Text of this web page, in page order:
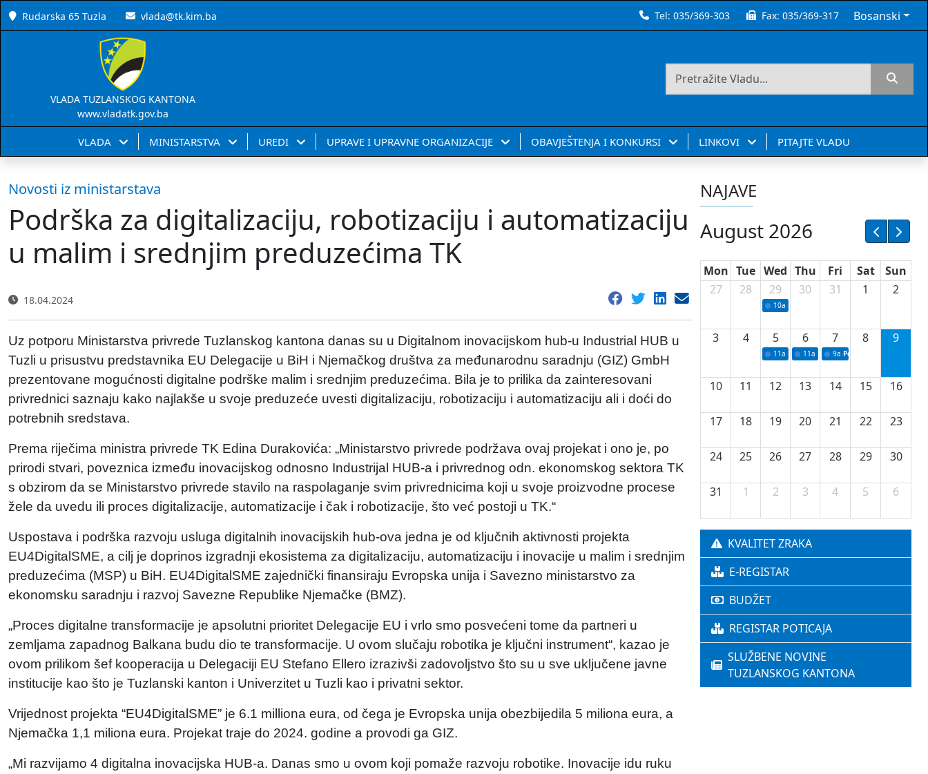
Rudarska 65 Tuzla vlada@tk.kim.ba Tel:035/369-303 Fax:035/369-317 Bosanski
VLADA TUZLANSKOG KANTONA
www.vladatk.gov.ba
VLADA MINISTARSTVA UREDI UPRAVE I UPRAVNE ORGANIZACIJE OBAVJEŠTENJA I KONKURSI LINKOVI PITAJTE VLADU
Novosti iz ministarstava
Podrška za digitalizaciju, robotizaciju i automatizaciju
u malim i srednjim preduzećima TK
18.04.2024
Uz potporu Ministarstva privrede Tuzlanskog kantona danas su u Digitalnom inovacijskom hub-u Industrial HUB u
Tuzli u prisustvu predstavnika EU Delegacije u BiH i Njemačkog društva za međunarodnu saradnju (GIZ) GmbH
prezentovane mogućnosti digitalne podrške malim i srednjim preduzećima. Bila je to prilika da zainteresovani
privrednici saznaju kako najlakše u svoje preduzeće uvesti digitalizaciju, robotizaciju i automatizaciju ali i doći do
potrebnih sredstava.
Prema riječima ministra privrede TK Edina Durakovića: „Ministarstvo privrede podržava ovaj projekat i ono je, po
prirodi stvari, poveznica između inovacijskog odnosno Industrijal HUB-a i privrednog odn. ekonomskog sektora TK
s obzirom da se Ministarstvo privrede stavilo na raspolaganje svim privrednicima koji u svoje proizvodne procese
žele da uvedu ili proces digitalizacije, automatizacije i čak i robotizacije, što već postoji u TK.“
Uspostava i podrška razvoju usluga digitalnih inovacijskih hub-ova jedna je od ključnih aktivnosti projekta
EU4DigitalSME, a cilj je doprinos izgradnji ekosistema za digitalizaciju, automatizaciju i inovacije u malim i srednjim
preduzećima (MSP) u BiH. EU4DigitalSME zajednički finansiraju Evropska unija i Savezno ministarstvo za
ekonomsku saradnju i razvoj Savezne Republike Njemačke (BMZ).
„Proces digitalne transformacije je apsolutni prioritet Delegacije EU i vrlo smo posvećeni tome da partneri u
zemljama zapadnog Balkana budu dio te transformacije. U ovom slučaju robotika je ključni instrument“, kazao je
ovom prilikom šef kooperacija u Delegaciji EU Stefano Ellero izrazivši zadovoljstvo što su u sve uključene javne
institucije kao što je Tuzlanski kanton i Univerzitet u Tuzli kao i privatni sektor.
Vrijednost projekta “EU4DigitalSME” je 6.1 milliona eura, od čega je Evropska unija obezbijedila 5 miliona eura, a
Njemačka 1,1 miliona eura. Projekat traje do 2024. godine a provodi ga GIZ.
„Mi razvijamo 4 digitalna inovacijska HUB-a. Danas smo u ovom koji pomaže razvoju robotike. Inovacije idu ruku
NAJAVE
August 2026
Mon Tue Wed Thu Fri Sat
Sun
27
28 29
10a Potpisivanje ugovora sa neprofitnim
30 31 1 2
3 4 5
11a Potpisivanje ugovora o stipendijama
6
11a Podrška razvoju vodne
7
9a Početak izgradnje nove
8 9
10 11 12 13 14 15 16
17 18 19 20 21 22 23
24 25 26 27 28 29 30
31 1 2 3 4 5 6
KVALITET ZRAKA
E-REGISTAR
BUDŽET
REGISTAR POTICAJA
SLUŽBENE NOVINE
TUZLANSKOG KANTONA